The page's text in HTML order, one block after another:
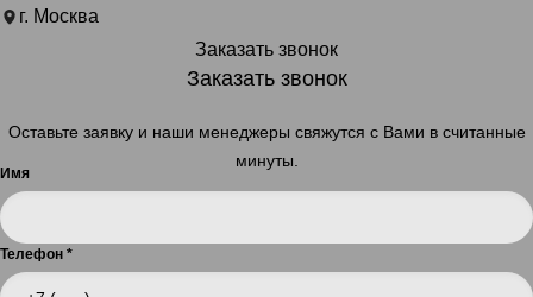
г. Москва
Заказать звонок
Заказать звонок
Оставьте заявку и наши менеджеры свяжутся с Вами в считанные
минуты.
Имя
Телефон *